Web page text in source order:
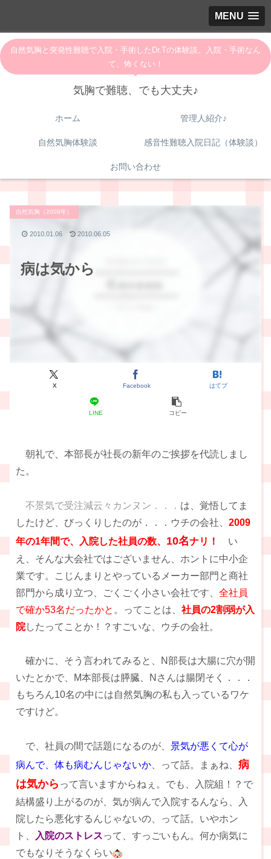
MENU
自然気胸と突発性難聴で入院・手術したDr.Tの体験談。入院・手術なん
て、怖くない！
気胸で難聴、でも大丈夫♪
ホーム 管理人紹介♪
自然気胸体験談 感音性難聴入院日記（体験談）
お問い合わせ
病は気から
自然気胸（2009年）
X Facebook はてブ
LINE コピー
2010.01.06 2010.06.05
朝礼で、本部長が社長の新年のご挨拶を代読しまし
た。
不景気で受注減云々カンヌン．．． は、覚悟してま
したけど、びっくりしたのが．．．ウチの会社、 2009
年の1年間で、入院した社員の数、 10名ナリ！
い
え、そんな大会社ではございません、ホントに中小企
業です。こじんまりとやっているメーカー部門と商社
部門から成り立つ、ごくごく小さい会社です、 全社員
で確か53名だったかと 。ってことは、 社員の2割弱が入
院したってことか！？すごいな、ウチの会社。
確かに、そう言われてみると、N部長は大腸に穴が開
いたとかで、M本部長は膵臓、Nさんは腸閉そく．．．
もちろん10名の中には自然気胸の私も入っているワケ
ですけど。
で、社員の間で話題になるのが、 景気が悪くて心が
病んで、体も病むんじゃないか 、って話。まぁね、 病
は気から って言いますからねぇ。でも、入院組！？で
結構盛り上がるのが、気が病んで入院するんなら、入
院したら悪化するんじゃないの、って話。いやホン
ト、
入院のストレスって、すっごいもん。何か病気に
でもなりそうなくらい